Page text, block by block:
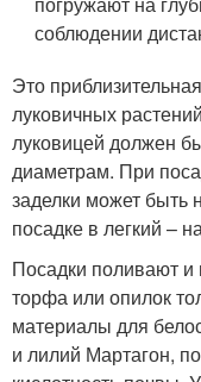
соблюдении
Это
луковичных
луковицей должен
диаметрам. При
заделки может быть
посадке в легкий –
Посадки поливают и
торфа или опилок
материалы для
и лилий Мартагон,